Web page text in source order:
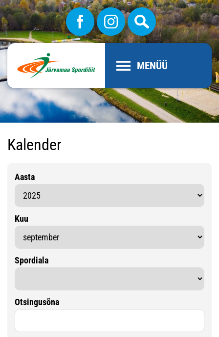
MENÜÜ
Kalender
Aasta
Kuu
Spordiala
Otsingusõna